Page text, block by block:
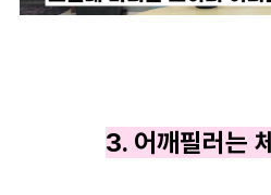
3. 어깨필러는